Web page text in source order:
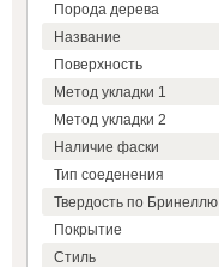
Порода дерева
Название
Поверхность
Метод укладки 1
Метод укладки 2
Наличие фаски
Тип соеденения
Твердость по Бринеллю
Покрытие
Стиль